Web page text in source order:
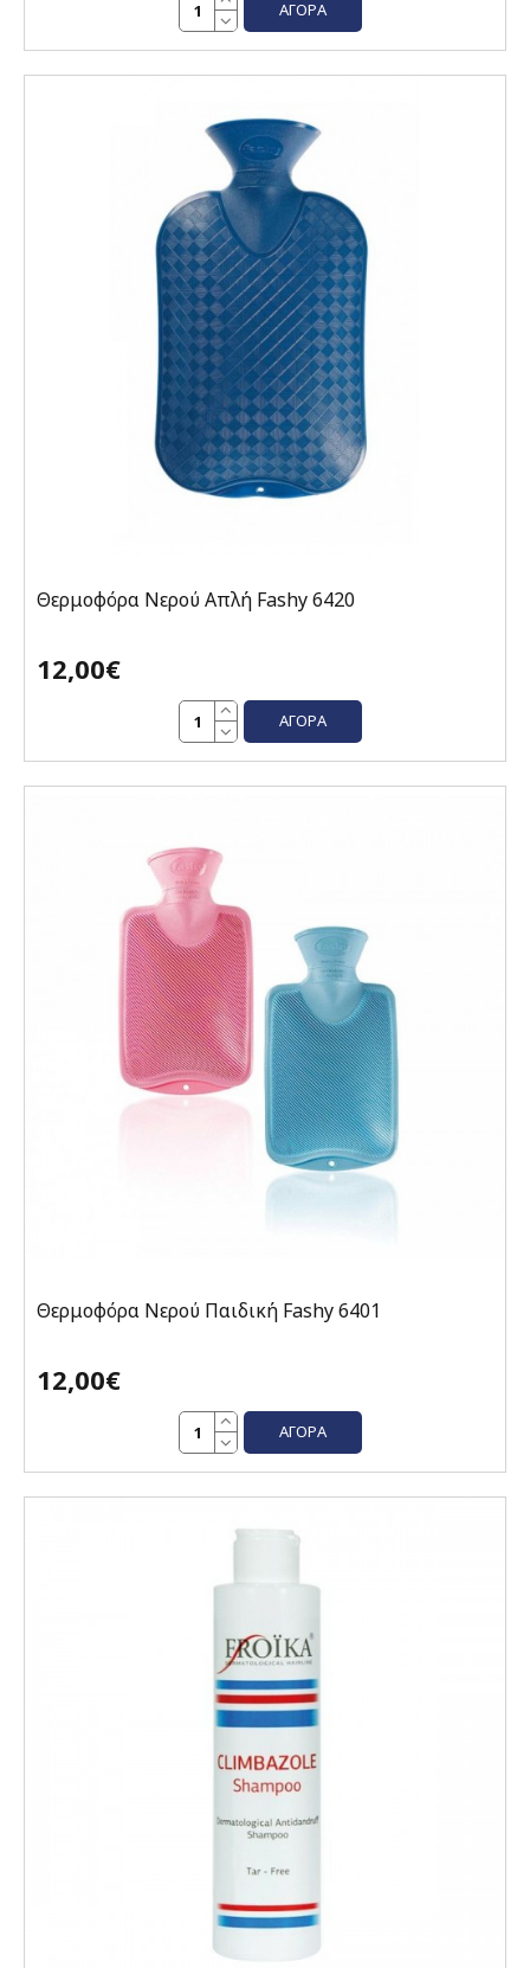
ΑΓΟΡΆ
Θερμοφόρα Νερού Απλή Fashy 6420
12,00€
ΑΓΟΡΆ
Θερμοφόρα Νερού Παιδική Fashy 6401
12,00€
ΑΓΟΡΆ